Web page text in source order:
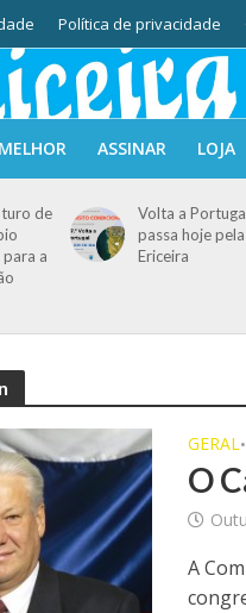
Política de privacidade
ASSINAR LOJA
de
a
Volta a
passa hoje pela
Ericeira
GERAL•
O
A